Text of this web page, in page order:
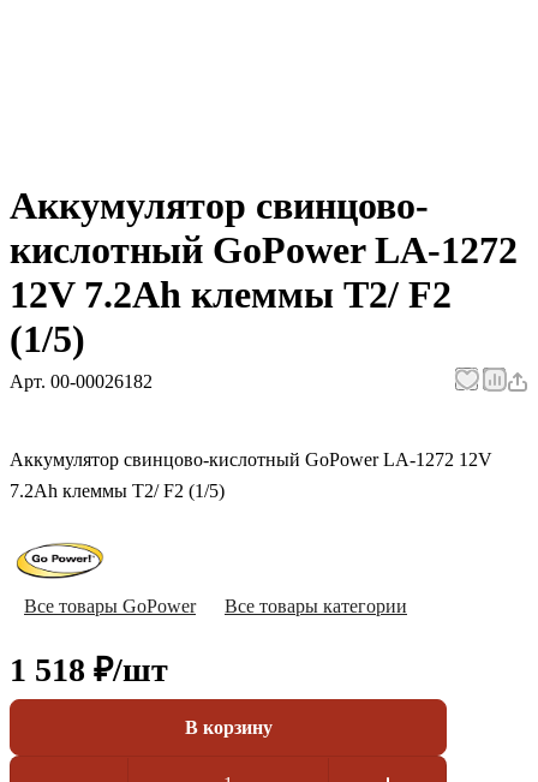
Аккумулятор свинцово-
кислотный GoPower LA-1272
12V 7.2Ah клеммы T2/ F2
(1/5)
Арт. 00-00026182
Аккумулятор свинцово-кислотный GoPower LA-1272 12V
7.2Ah клеммы T2/ F2 (1/5)
Все товары GoPower Все товары категории
1 518 ₽/шт
В корзину